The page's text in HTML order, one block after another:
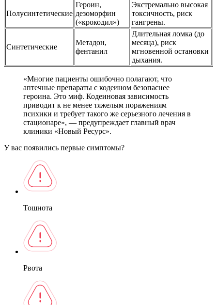
Полусинтетические
Героин,
дезоморфин
(«крокодил»)
Экстремально высокая
токсичность, риск
гангрены.
Синтетические
Метадон,
фентанил
Длительная ломка (до
месяца), риск
мгновенной остановки
дыхания.
«Многие пациенты ошибочно полагают, что
аптечные препараты с кодеином безопаснее
героина. Это миф. Кодеиновая зависимость
приводит к не менее тяжелым поражениям
психики и требует такого же серьезного лечения в
стационаре», — предупреждает главный врач
клиники «Новый Ресурс».
У вас появились первые симптомы?
Тошнота
Рвота